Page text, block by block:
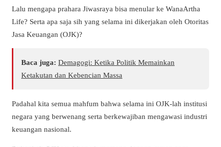
Lalu mengapa prahara Jiwasraya bisa menular ke WanaArtha
Life? Serta apa saja sih yang selama ini dikerjakan oleh Otoritas
Jasa Keuangan (OJK)?
Baca juga: Demagogi: Ketika Politik Memainkan
Ketakutan dan Kebencian Massa
Padahal kita semua mahfum bahwa selama ini OJK-lah institusi
negara yang berwenang serta berkewajiban mengawasi industri
keuangan nasional.